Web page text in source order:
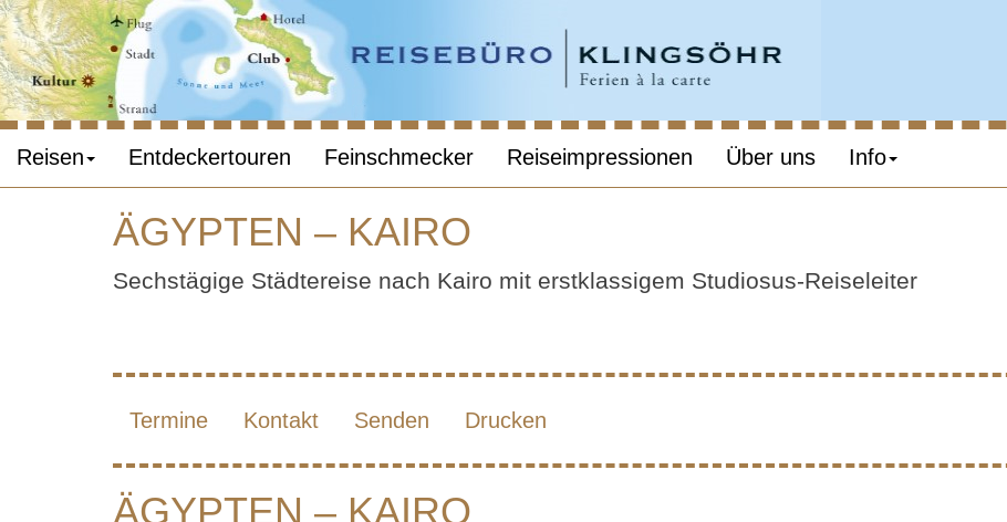
Reisen Entdeckertouren Feinschmecker Reiseimpressionen Über uns Info
ÄGYPTEN – KAIRO
ÄGYPTEN – KAIRO
Sechstägige Städtereise nach Kairo mit erstklassigem Studiosus-Reiseleiter
Termine Kontakt Senden Drucken
ÄGYPTEN – KAIRO